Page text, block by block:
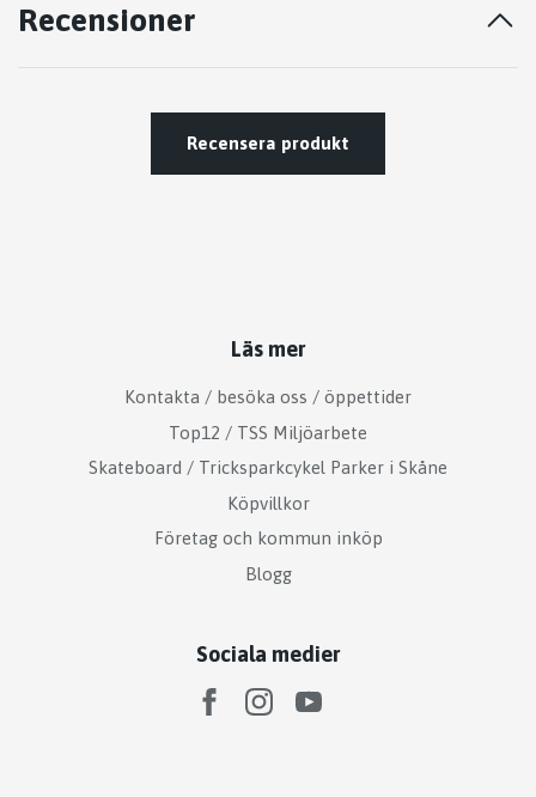
Recensioner
Recensera produkt
Läs mer
Kontakta / besöka oss / öppettider
Top12 / TSS Miljöarbete
Skateboard / Tricksparkcykel Parker i Skåne
Köpvillkor
Företag och kommun inköp
Blogg
Sociala medier